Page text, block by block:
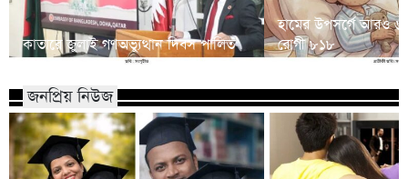
কাতারে জুলাই গণঅভ্যুত্থান দিবস পালিত
হামের উপসর্গে আরও
রোগী ৮১৮
জনপ্রিয় নিউজ